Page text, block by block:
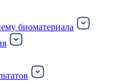
биоматериала